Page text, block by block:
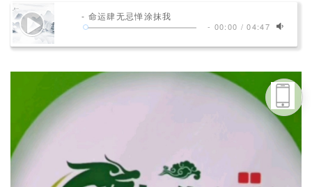
人气
- 命运肆无忌惮涂抹我
- 00:00 /04:47